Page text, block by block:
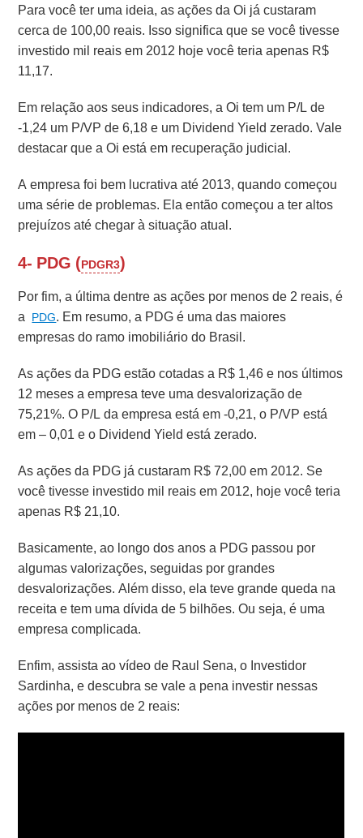
Para você ter uma ideia, as ações da Oi já custaram
cerca de 100,00 reais. Isso significa que se você tivesse
investido mil reais em 2012 hoje você teria apenas R$
11,17.
Em relação aos seus indicadores, a Oi tem um P/L de
-1,24 um P/VP de 6,18 e um Dividend Yield zerado. Vale
destacar que a Oi está em recuperação judicial.
A empresa foi bem lucrativa até 2013, quando começou
uma série de problemas. Ela então começou a ter altos
prejuízos até chegar à situação atual.
4- PDG (PDGR3)
Por fim, a última dentre as ações por menos de 2 reais, é
a PDG. Em resumo, a PDG é uma das maiores
empresas do ramo imobiliário do Brasil.
As ações da PDG estão cotadas a R$ 1,46 e nos últimos
12 meses a empresa teve uma desvalorização de
75,21%. O P/L da empresa está em -0,21, o P/VP está
em – 0,01 e o Dividend Yield está zerado.
As ações da PDG já custaram R$ 72,00 em 2012. Se
você tivesse investido mil reais em 2012, hoje você teria
apenas R$ 21,10.
Basicamente, ao longo dos anos a PDG passou por
algumas valorizações, seguidas por grandes
desvalorizações. Além disso, ela teve grande queda na
receita e tem uma dívida de 5 bilhões. Ou seja, é uma
empresa complicada.
Enfim, assista ao vídeo de Raul Sena, o Investidor
Sardinha, e descubra se vale a pena investir nessas
ações por menos de 2 reais: